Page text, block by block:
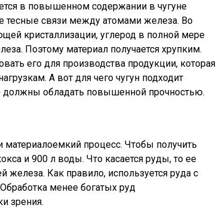
в повышенном содержании в чугуне
тесные связи между атомами железа. Во
кристаллизации, углерод в полной мере
Поэтому материал получается хрупким.
его для производства продукции, которая
А вот для чего чугун подходит
должны обладать повышенной прочностью.
материалоемкий процесс. Чтобы получить
и 900 л воды. Что касается руды, то ее
железа. Как правило, используется руда с
менее богатых руд
зрения.